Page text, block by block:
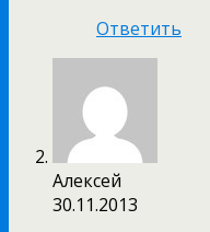
Ответить
Алексей
30.11.2013